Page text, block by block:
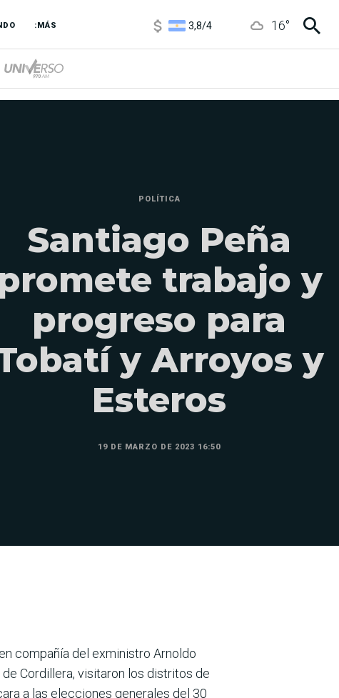
:MÁS
6850/ 16°
POLÍTICA
Santiago Peña
trabajo y
progreso para
y Arroyos y
Esteros
19 DE MARZO DE 2023 16:50
compañía del exministro Arnoldo
Cordillera, visitaron los distritos de
a las elecciones generales del 30